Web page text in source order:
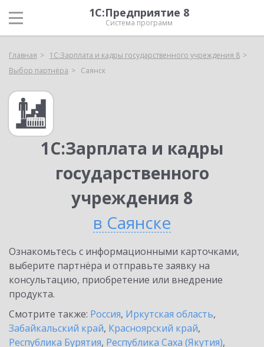
1С:Предприятие 8
Система программ
Главная
1С:Зарплата и кадры государственного учреждения 8
Выбор партнёра
Саянск
1С:Зарплата и кадры
государственного
учреждения 8
в Саянске
Ознакомьтесь с информационными карточками,
выберите партнёра и отправьте заявку на
консультацию, приобретение или внедрение
продукта.
Смотрите также: Россия, Иркутская область,
Забайкальский край, Красноярский край,
Республика Бурятия, Республика Саха (Якутия),